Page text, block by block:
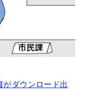
がダウンロード出